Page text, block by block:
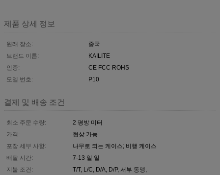
제품 상세 정보
원래 장소:
중국
브랜드 이름:
KAILITE
인증:
CE FCC ROHS
모델 번호:
P10
결제 및 배송 조건
최소 주문 수량:
2 평방 미터
가격:
협상 가능
포장 세부 사항:
나무로 되는 케이스; 비행 케이스
배달 시간:
7-13 일 일
지불 조건:
T/T, L/C, D/A, D/P, 서부 동맹,